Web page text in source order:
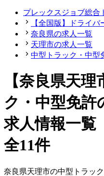
プレックスジョブ総合
【全国版】ドライバ
奈良県の求人一覧
天理市の求人一覧
中型トラック・中型
【奈良県天
ク・中型免許
求人情報一覧
全11件
奈良県天理市の中型トラッ